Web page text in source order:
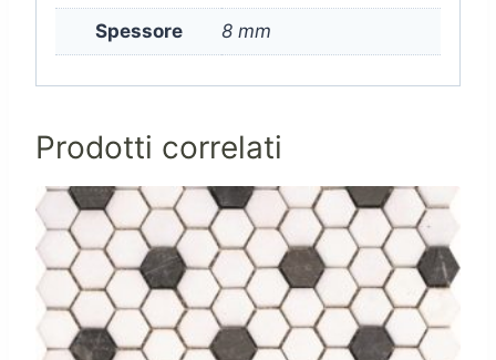
Spessore 8 mm
Prodotti correlati